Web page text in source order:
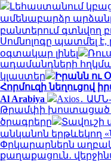
Լեհաստանում
ամենաբարձր
բանտերում գտնվող
Սոմնոլոգը պատմել
օգտակար լինել
ադամանդների
կլաստեր
Իրանն ու
Հորմուզի նեղուցով
Al Arabiya
Axios․
Թրամփի խոստացած
ծրագրերը
Տավուշի
անկանոն երթևեկող
Փրկարարներն
քաղաքացուն․